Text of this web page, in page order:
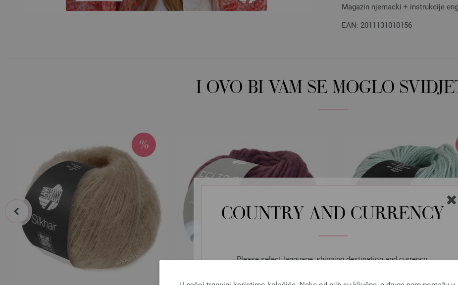
COUNTRY AND CURRENCY
Please select language, shipping destination and currency.
Magazin njemacki + instrukcije
EAN: 2011131010156
I OVO BI VAM SE MOGLO
prev